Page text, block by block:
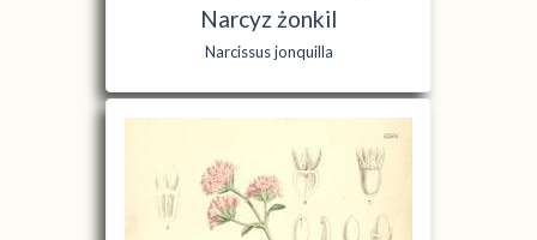
Narcyz żonkil
Narcissus jonquilla